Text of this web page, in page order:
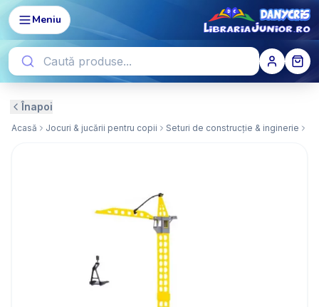
Meniu
Înapoi
Acasă Jocuri & jucării pentru copii Seturi de construcție & inginerie